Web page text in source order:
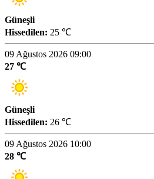
Güneşli
Hissedilen: 25 ℃
09 Ağustos 2026 09:00
27 ℃
Güneşli
Hissedilen: 26 ℃
09 Ağustos 2026 10:00
28 ℃